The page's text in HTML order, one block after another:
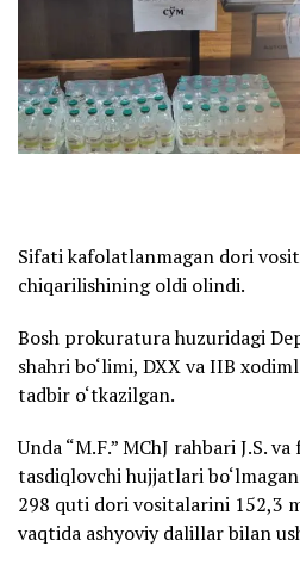
Sifati kafolatlanmagan dori
chiqarilishining oldi olindi.
Bosh prokuratura huzuridagi
shahri bo‘limi, DXX va IIB
tadbir o‘tkazilgan.
Unda “M.F.” MChJ rahbari J.S.
tasdiqlovchi hujjatlari
298 quti dori vositalarini 152,3
vaqtida ashyoviy dalillar bilan